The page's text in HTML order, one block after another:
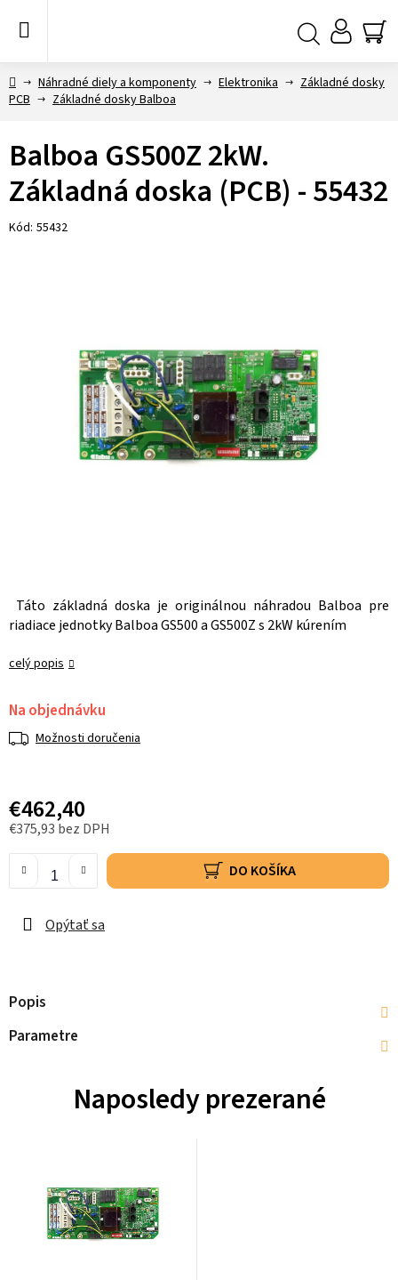
DomovNáhradné diely a komponenty Elektronika
Základné dosky
PCB
Základné dosky Balboa
Táto základná doska je originálnou náhradou Balboa pre
riadiace jednotky Balboa GS500 a GS500Z s 2kW kúrením
celý popis
Na objednávku
Možnosti doručenia
€462,40
€375,93 bez DPH
DO KOŠÍKA
Opýtať sa
Balboa GS500Z 2kW.
Základná doska (PCB) - 55432
Kód: 55432
Popis
Parametre
Naposledy prezerané